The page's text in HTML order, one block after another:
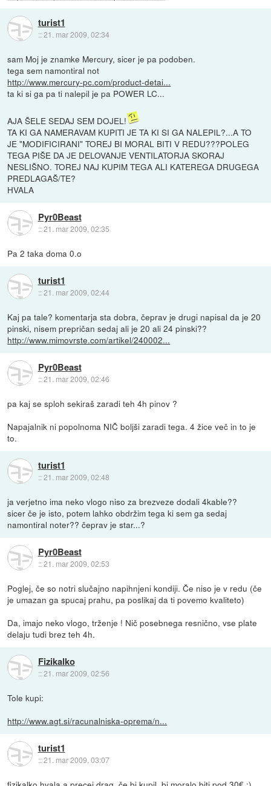
turist1
::21. mar 2009, 02:34
sam Moj je znamke Mercury, sicer je pa podoben.
tega sem namontiral not
http://www.mercury-pc.com/product-detai...
ta ki si ga pa ti nalepil je pa POWER LC...
AJA ŠELE SEDAJ SEM DOJEL!
TA KI GA NAMERAVAM KUPITI JE TA KI SI GA NALEPIL?...A TO
JE "MODIFICIRANI" TOREJ BI MORAL BITI V REDU???POLEG
TEGA PIŠE DA JE DELOVANJE VENTILATORJA SKORAJ
NESLIŠNO. TOREJ NAJ KUPIM TEGA ALI KATEREGA DRUGEGA
PREDLAGAŠ/TE?
HVALA
Pyr0Beast
::21. mar 2009, 02:35
Pa 2 taka doma 0.o
turist1
::21. mar 2009, 02:44
Kaj pa tale? komentarja sta dobra, čeprav je drugi napisal da je 20
pinski, nisem prepričan sedaj ali je 20 ali 24 pinski??
http://www.mimovrste.com/artikel/240002...
Pyr0Beast
::21. mar 2009, 02:46
pa kaj se sploh sekiraš zaradi teh 4h pinov ?
Napajalnik ni popolnoma NIČ boljši zaradi tega. 4 žice več in to je
to.
turist1
::21. mar 2009, 02:48
ja verjetno ima neko vlogo niso za brezveze dodali 4kable??
sicer če je isto, potem lahko obdržim tega ki sem ga sedaj
namontiral noter?? čeprav je star...?
Pyr0Beast
::21. mar 2009, 02:53
Poglej, če so notri slučajno napihnjeni kondiji. Če niso je v redu (če
je umazan ga spucaj prahu, pa poslikaj da ti povemo kvaliteto)
Da, imajo neko vlogo, trženje ! Nič posebnega resnično, vse plate
delaju tudi brez teh 4h.
Fizikalko
::21. mar 2009, 02:56
Tole kupi:
http://www.agt.si/racunalniska-oprema/n...
turist1
::21. mar 2009, 03:07